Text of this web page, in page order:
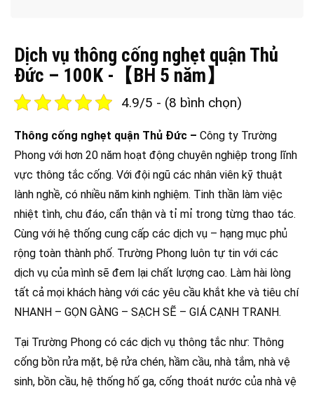
Dịch vụ thông cống nghẹt quận Thủ
Đức – 100K -【BH 5 năm】
4.9/5 - (8 bình chọn)
Thông cống nghẹt quận Thủ Đức – Công ty Trường
Phong với hơn 20 năm hoạt động chuyên nghiệp trong lĩnh
vực thông tắc cống. Với đội ngũ các nhân viên kỹ thuật
lành nghề, có nhiều năm kinh nghiệm. Tinh thần làm việc
nhiệt tình, chu đáo, cẩn thận và tỉ mỉ trong từng thao tác.
Cùng với hệ thống cung cấp các dịch vụ – hạng mục phủ
rộng toàn thành phố. Trường Phong luôn tự tin với các
dịch vụ của mình sẽ đem lại chất lượng cao. Làm hài lòng
tất cả mọi khách hàng với các yêu cầu khắt khe và tiêu chí
NHANH – GỌN GÀNG – SẠCH SẼ – GIÁ CẠNH TRANH.
Tại Trường Phong có các dịch vụ thông tắc như: Thông
cống bồn rửa mặt, bệ rửa chén, hầm cầu, nhà tắm, nhà vệ
sinh, bồn cầu, hệ thống hố ga, cống thoát nước của nhà vệ